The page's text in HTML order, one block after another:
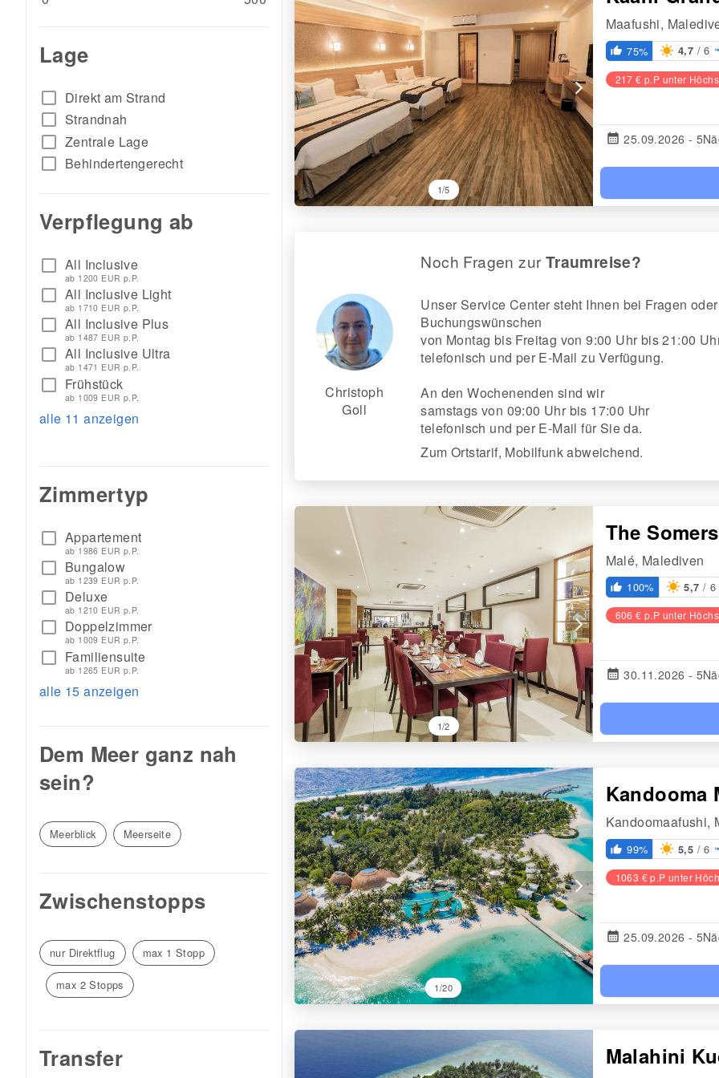
Lage
check_box_outline_blank Direkt am Strand
check_box_outline_blank Strandnah
check_box_outline_blank Zentrale Lage
check_box_outline_blank Behindertengerecht
Verpflegung ab
check_box_outline_blank All Inclusive
ab 1200 EUR p.P.
check_box_outline_blank All Inclusive Light
ab 1710 EUR p.P.
check_box_outline_blank All Inclusive Plus
ab 1487 EUR p.P.
check_box_outline_blank All Inclusive Ultra
ab 1471 EUR p.P.
check_box_outline_blank Frühstück
ab 1009 EUR p.P.
alle 11 anzeigen
Zimmertyp
check_box_outline_blank Appartement
ab 1986 EUR p.P.
check_box_outline_blank Bungalow
ab 1239 EUR p.P.
check_box_outline_blank Deluxe
ab 1210 EUR p.P.
check_box_outline_blank Doppelzimmer
ab 1009 EUR p.P.
check_box_outline_blank Familiensuite
ab 1265 EUR p.P.
alle 15 anzeigen
Dem Meer ganz nah
sein?
Meerblick Meerseite
Zwischenstopps
nur Direktflug max 1 Stopp
max 2 Stopps
Transfer
arrow_forward_ios
1/5
Maafushi,
thumb_up_alt 75% 4,7 / 6
217 € p.P unter
calendar_month 25.09.2026 -
Christoph
Goll
Noch Fragen zurTraumreise?
Unser Service Center steht Ihnen bei Fragen oder
Buchungswünschen
von Montag bis Freitag von 9:00 Uhr bis 21:00
telefonisch und per E-Mail zu Verfügung.
An den Wochenenden sind wir
samstags von 09:00 Uhr bis 17:00 Uhr
telefonisch und per E-Mail für Sie da.
Zum Ortstarif, Mobilfunk abweichend.
arrow_forward_ios
1/2
The
Malé, Malediven
thumb_up_alt 100% 5,7 / 6
606 € p.P unter
calendar_month 30.11.2026 -
arrow_forward_ios
1/20
Kandooma
Kandoomaafushi,
thumb_up_alt 99% 5,5 / 6
1063 € p.P unter
calendar_month 25.09.2026 -
Malahini